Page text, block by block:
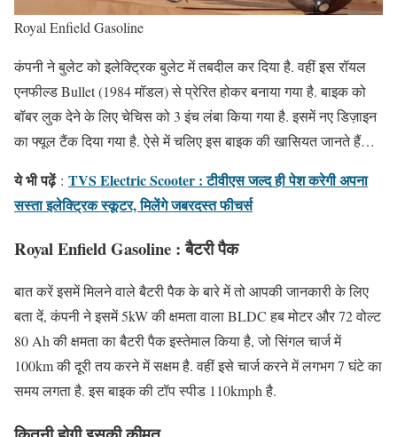
Royal Enfield Gasoline
कंपनी ने बुलेट को इलेक्ट्रिक बुलेट में तबदील कर दिया है. वहीं इस रॉयल
एनफील्ड Bullet (1984 मॉडल) से प्रेरित होकर बनाया गया है. बाइक को
बॉबर लुक देने के लिए चेचिस को 3 इंच लंबा किया गया है. इसमें नए डिज़ाइन
का फ्यूल टैंक दिया गया है. ऐसे में चलिए इस बाइक की खासियत जानते हैं…
ये भी पढ़ें : TVS Electric Scooter : टीवीएस जल्द ही पेश करेगी अपना
सस्ता इलेक्ट्रिक स्कूटर, मिलेंगे जबरदस्त फीचर्स
Royal Enfield Gasoline : बैटरी पैक
बात करें इसमें मिलने वाले बैटरी पैक के बारे में तो आपकी जानकारी के लिए
बता दें, कंपनी ने इसमें 5kW की क्षमता वाला BLDC हब मोटर और 72 वोल्ट
80 Ah की क्षमता का बैटरी पैक इस्तेमाल किया है, जो सिंगल चार्ज में
100km की दूरी तय करने में सक्षम है. वहीं इसे चार्ज करने में लगभग 7 घंटे का
समय लगता है. इस बाइक की टॉप स्पीड 110kmph है.